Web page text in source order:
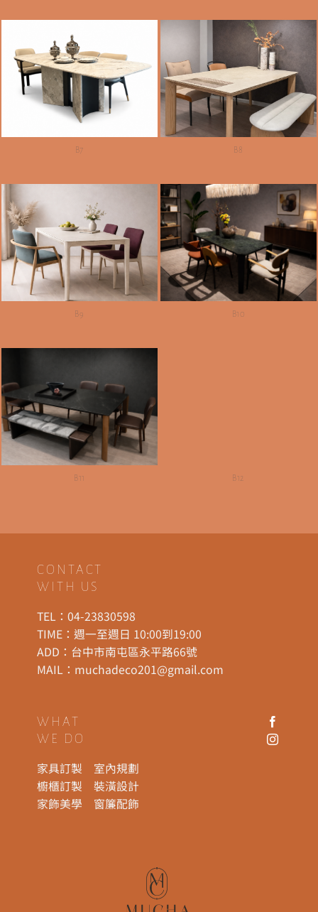
B7 B8
B9 B10
B11 B12
CONTACT
WITH US
TEL：04-23830598
TIME：週一至週日 10:00到19:00
ADD： 台中市南屯區永平路66號
MAIL： muchadeco201@gmail.com
WHAT
WE DO
家具訂製
室內規劃
櫥櫃訂製
裝潢設計
家飾美學
窗簾配飾